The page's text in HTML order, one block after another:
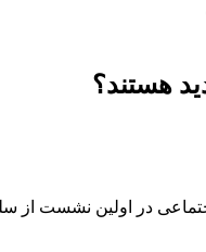
هستند؟
در اولین نشست